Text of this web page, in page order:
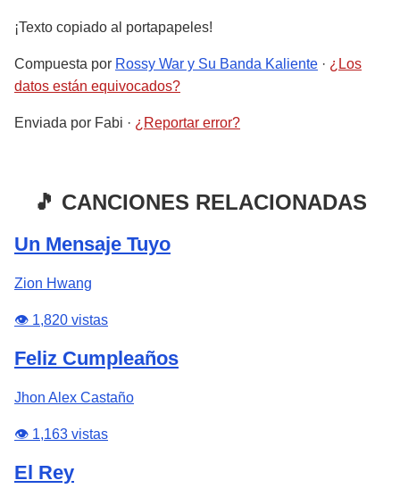
¡Texto copiado al portapapeles!
Compuesta por Rossy War y Su Banda Kaliente · ¿Los
datos están equivocados?
Enviada por Fabi · ¿Reportar error?
🎵 CANCIONES RELACIONADAS
Un Mensaje Tuyo
Zion Hwang
👁️ 1,820 vistas
Feliz Cumpleaños
Jhon Alex Castaño
👁️ 1,163 vistas
El Rey